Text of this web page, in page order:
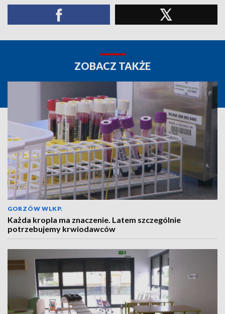
ZOBACZ TAKŻE
GORZÓW WLKP.
Każda kropla ma znaczenie. Latem szczególnie
potrzebujemy krwiodawców